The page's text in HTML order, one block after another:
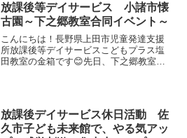
放課後等デイサービス 小諸市懐
古園～下之郷教室合同イベント～
こんにちは！長野県上田市児童発達支援
所放課後等デイサービスこどもプラス塩
田教室の金箱です😊先日、下之郷教室の
放課後デイサービス休日活動 佐
久市子ども未来館で、やる気アッ